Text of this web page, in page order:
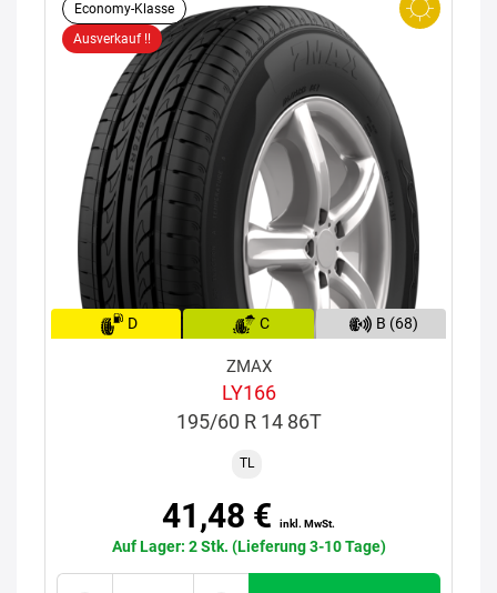
Economy-Klasse
Ausverkauf !!
D C B (68)
ZMAX
LY166
195/60 R 14 86T
TL
41,48 € inkl. MwSt.
Auf Lager: 2 Stk. (Lieferung 3-10 Tage)